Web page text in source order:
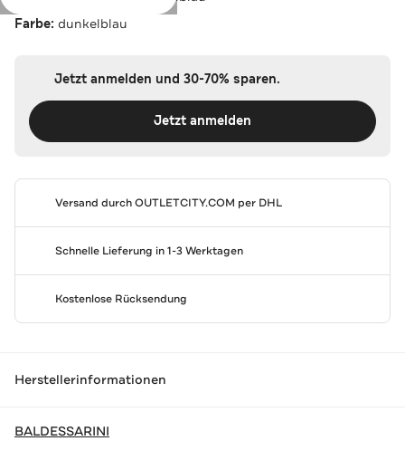
Farbe: dunkelblau
Jetzt anmelden und 30-70% sparen.
Jetzt anmelden
Versand durchOUTLETCITY.COM per DHL
Schnelle Lieferung in 1-3 Werktagen
Kostenlose Rücksendung
Herstellerinformationen
BALDESSARINI